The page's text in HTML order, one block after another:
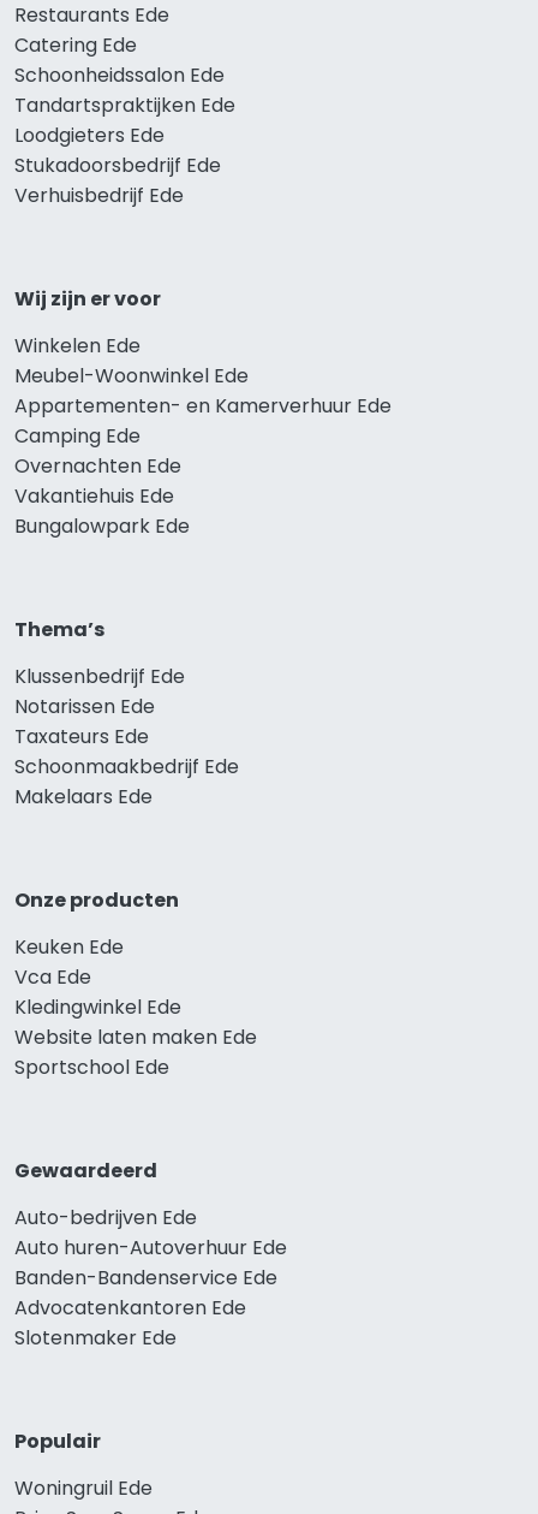
Restaurants Ede
Catering Ede
Schoonheidssalon Ede
Tandartspraktijken Ede
Loodgieters Ede
Stukadoorsbedrijf Ede
Verhuisbedrijf Ede
Wij zijn er voor
Winkelen Ede
Meubel-Woonwinkel Ede
Appartementen- en Kamerverhuur Ede
Camping Ede
Overnachten Ede
Vakantiehuis Ede
Bungalowpark Ede
Thema’s
Klussenbedrijf Ede
Notarissen Ede
Taxateurs Ede
Schoonmaakbedrijf Ede
Makelaars Ede
Onze producten
Keuken Ede
Vca Ede
Kledingwinkel Ede
Website laten maken Ede
Sportschool Ede
Gewaardeerd
Auto-bedrijven Ede
Auto huren-Autoverhuur Ede
Banden-Bandenservice Ede
Advocatenkantoren Ede
Slotenmaker Ede
Populair
Woningruil Ede